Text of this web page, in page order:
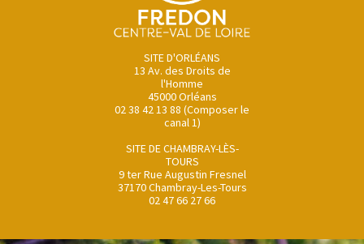
SITE D'ORLÉANS
13 Av. des Droits de
l'Homme
45000 Orléans
02 38 42 13 88 (Composer le
canal 1)
SITE DE CHAMBRAY-LÈS-
TOURS
9 ter Rue Augustin Fresnel
37170 Chambray-Les-Tours
02 47 66 27 66